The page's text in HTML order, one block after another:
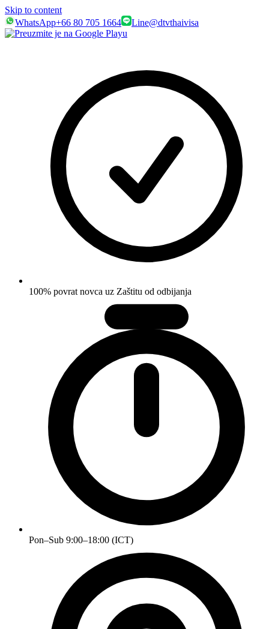
Skip to content
WhatsApp+66 80 705 1664 Line@dtvthaivisa
100% povrat novca uz Zaštitu od odbijanja
Pon–Sub 9:00–18:00 (ICT)